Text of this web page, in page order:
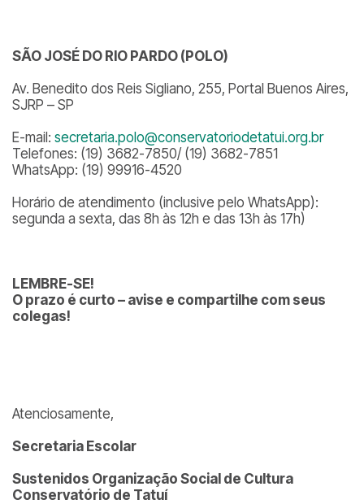
SÃO JOSÉ DO RIO PARDO (POLO)
Av. Benedito dos Reis Sigliano, 255, Portal Buenos Aires,
SJRP – SP
E-mail: secretaria.polo@conservatoriodetatui.org.br
Telefones: (19) 3682-7850/ (19) 3682-7851
WhatsApp: (19) 99916-4520
Horário de atendimento (inclusive pelo WhatsApp):
segunda a sexta, das 8h às 12h e das 13h às 17h)
LEMBRE-SE!
O prazo é curto – avise e compartilhe com seus
colegas!
Atenciosamente,
Secretaria Escolar
Sustenidos Organização Social de Cultura
Conservatório de Tatuí